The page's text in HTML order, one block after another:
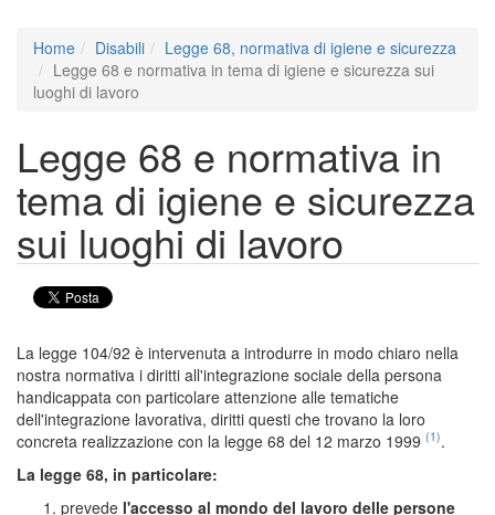
Home Disabili
Legge 68, normativa di igiene e sicurezza
Legge 68 e normativa in tema di igiene e sicurezza sui
luoghi di lavoro
Legge 68 e normativa in
tema di igiene e sicurezza
sui luoghi di lavoro
La legge 104/92 è intervenuta a introdurre in modo chiaro nella
nostra normativa i diritti all'integrazione sociale della persona
handicappata con particolare attenzione alle tematiche
dell'integrazione lavorativa, diritti questi che trovano la loro
concreta realizzazione con la legge 68 del 12 marzo 1999 (1).
La legge 68, in particolare:
prevede l'accesso al mondo del lavoro delle persone